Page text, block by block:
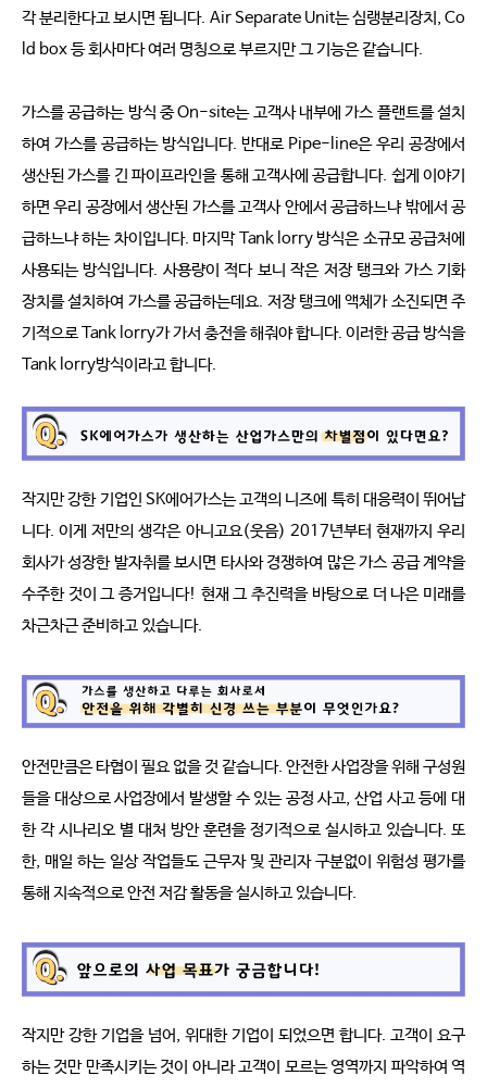
각 분리한다고 보시면 됩니다. Air Separate Unit는 심랭분리장치, Co
ld box 등 회사마다 여러 명칭으로 부르지만 그 기능은 같습니다.
가스를 공급하는 방식 중 On-site는 고객사 내부에 가스 플랜트를 설치
하여 가스를 공급하는 방식입니다. 반대로 Pipe-line은 우리 공장에서
생산된 가스를 긴 파이프라인을 통해 고객사에 공급합니다. 쉽게 이야기
하면 우리 공장에서 생산된 가스를 고객사 안에서 공급하느냐 밖에서 공
급하느냐 하는 차이입니다. 마지막 Tank lorry 방식은 소규모 공급처에
사용되는 방식입니다. 사용량이 적다 보니 작은 저장 탱크와 가스 기화
장치를 설치하여 가스를 공급하는데요. 저장 탱크에 액체가 소진되면 주
기적으로 Tank lorry가 가서 충전을 해줘야 합니다. 이러한 공급 방식을
Tank lorry방식이라고 합니다.
작지만 강한 기업인 SK에어가스는 고객의 니즈에 특히 대응력이 뛰어납
니다. 이게 저만의 생각은 아니고요(웃음) 2017년부터 현재까지 우리
회사가 성장한 발자취를 보시면 타사와 경쟁하여 많은 가스 공급 계약을
수주한 것이 그 증거입니다! 현재 그 추진력을 바탕으로 더 나은 미래를
차근차근 준비하고 있습니다.
안전만큼은 타협이 필요 없을 것 같습니다. 안전한 사업장을 위해 구성원
들을 대상으로 사업장에서 발생할 수 있는 공정 사고, 산업 사고 등에 대
한 각 시나리오 별 대처 방안 훈련을 정기적으로 실시하고 있습니다. 또
한, 매일 하는 일상 작업들도 근무자 및 관리자 구분없이 위험성 평가를
통해 지속적으로 안전 저감 활동을 실시하고 있습니다.
작지만 강한 기업을 넘어, 위대한 기업이 되었으면 합니다. 고객이 요구
하는 것만 만족시키는 것이 아니라 고객이 모르는 영역까지 파악하여 역